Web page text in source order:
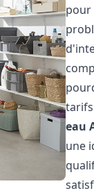
pour
eau
une